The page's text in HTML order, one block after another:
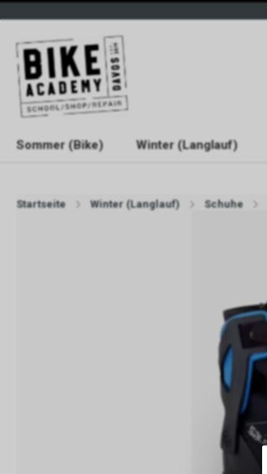
Sommer (Bike) Winter (Langlauf)
Startseite Winter (Langlauf) Schuhe